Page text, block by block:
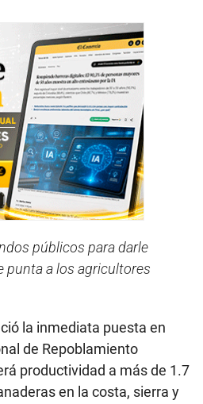
públicos para darle
punta a los agricultores
la inmediata puesta en
de Repoblamiento
productividad a más de 1.7
en la costa, sierra y